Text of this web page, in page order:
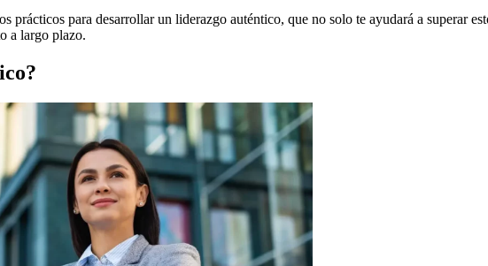
prácticos para desarrollar un liderazgo auténtico, que no solo te ayudará a superar
a largo plazo.